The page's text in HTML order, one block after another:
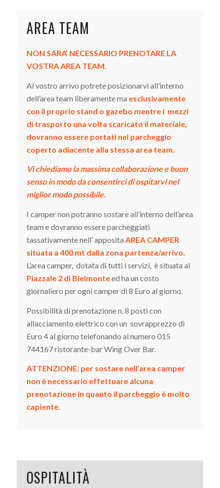
AREA TEAM
NON SARA’ NECESSARIO PRENOTARE LA
VOSTRA AREA TEAM.
Al vostro arrivo potrete posizionarvi all’interno
dell’area team liberamente ma esclusivamente
con il proprio stand o gazebo mentre i mezzi
di trasporto una volta scaricato il materiale,
dovranno essere portati nel parcheggio
coperto adiacente alla stessa area team.
Vi chiediamo la massima collaborazione e buon
senso in modo da consentirci di ospitarvi nel
miglior modo possibile.
I camper non potranno sostare all’interno dell’area
team e dovranno essere parcheggiati
tassativamente nell’ apposita AREA CAMPER
situata a 400 mt dalla zona partenza/arrivo.
L’area camper, dotata di tutti i servizi, è situata al
Piazzale 2 di Bielmonteed ha un costo
giornaliero per ogni camper di 8 Euro al giorno.
Possibilità di prenotazione n. 8 posti con
allacciamento elettrico con un sovrapprezzo di
Euro 4 al giorno telefonando al numero 015
744167 ristorante-bar Wing Over Bar.
ATTENZIONE: per sostare nell’area camper
non è necessario effettuare alcuna
prenotazione in quanto il parcheggio è molto
capiente.
OSPITALITÀ